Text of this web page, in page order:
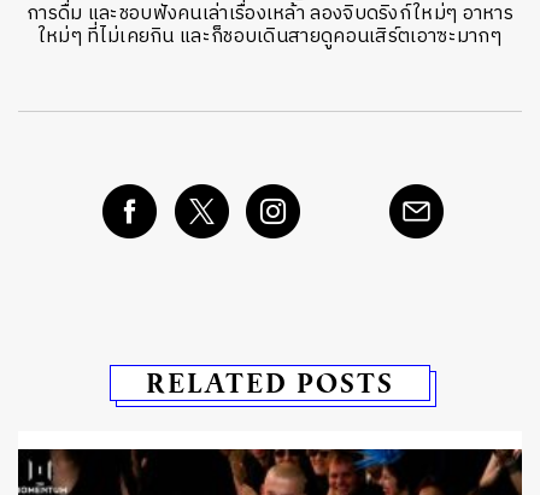
การดื่ม และชอบฟังคนเล่าเรื่องเหล้า ลองจิบดริงก์ใหม่ๆ อาหาร
ใหม่ๆ ที่ไม่เคยกิน และก็ชอบเดินสายดูคอนเสิร์ตเอาซะมากๆ
RELATED POSTS